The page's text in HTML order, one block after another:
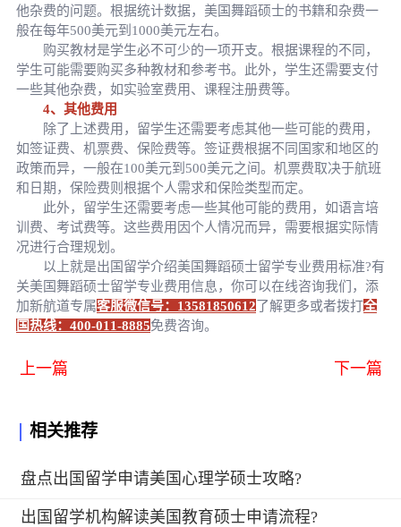
他杂费的问题。根据统计数据，美国舞蹈硕士的书籍和杂费一
般在每年500美元到1000美元左右。
购买教材是学生必不可少的一项开支。根据课程的不同，
学生可能需要购买多种教材和参考书。此外，学生还需要支付
一些其他杂费，如实验室费用、课程注册费等。
4、其他费用
除了上述费用，留学生还需要考虑其他一些可能的费用，
如签证费、机票费、保险费等。签证费根据不同国家和地区的
政策而异，一般在100美元到500美元之间。机票费取决于航班
和日期，保险费则根据个人需求和保险类型而定。
此外，留学生还需要考虑一些其他可能的费用，如语言培
训费、考试费等。这些费用因个人情况而异，需要根据实际情
况进行合理规划。
以上就是出国留学介绍美国舞蹈硕士留学专业费用标准?有
关美国舞蹈硕士留学专业费用信息，你可以在线咨询我们，添
加新航道专属客服微信号：13581850612 了解更多或者拨打全
国热线：400-011-8885免费咨询。
上一篇 下一篇
相关推荐
盘点出国留学申请美国心理学硕士攻略?
出国留学机构解读美国教育硕士申请流程?